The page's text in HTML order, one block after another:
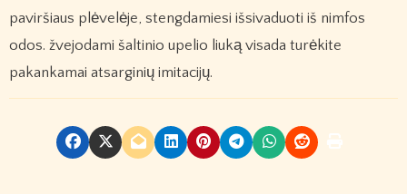
paviršiaus plėvelėje, stengdamiesi išsivaduoti iš nimfos
odos. žvejodami šaltinio upelio liuką visada turėkite
pakankamai atsarginių imitacijų.